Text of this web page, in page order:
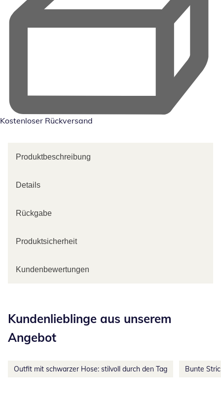
Kostenloser Rückversand
Produktbeschreibung
Details
Rückgabe
Produktsicherheit
Kundenbewertungen
Kundenlieblinge aus unserem
Angebot
Outfit mit schwarzer Hose: stilvoll durch den Tag Bunte